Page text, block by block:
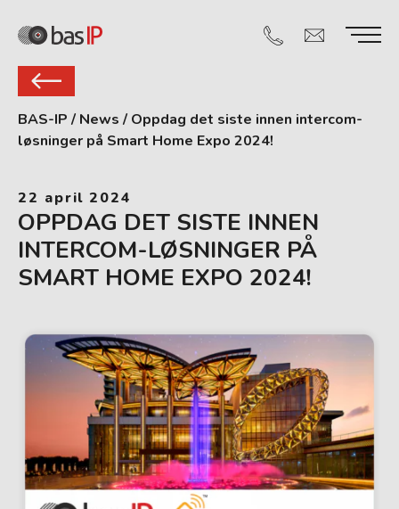
BAS-IP / News / Oppdag det siste innen intercom-
løsninger på Smart Home Expo 2024!
22 april 2024
OPPDAG DET SISTE INNEN
INTERCOM-LØSNINGER PÅ
SMART HOME EXPO 2024!